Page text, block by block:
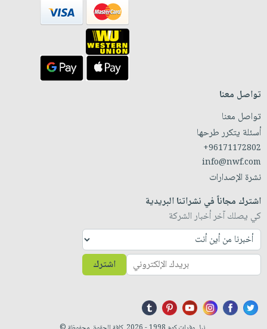
تواصل معنا
تواصل معنا
أسئلة يتكرر طرحها
+96171172802
info@nwf.com
نشرة الإصدارات
اشترك مجاناً في نشراتنا البريدية
كي يصلك آخر أخبار الشركة
اشترك